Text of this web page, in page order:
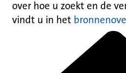
over hoe u zoekt en de
vindt u in het